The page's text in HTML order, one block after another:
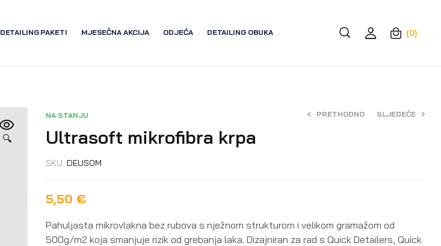
DETAILING PAKETI MJESEČNA AKCIJA ODJEĆA DETAILING OBUKA (0)
🔍
NA STANJU PRETHODNO SLJEDEĆE
Ultrasoft mikrofibra krpa
SKU: DEUSOM
5,50 €
Pahuljasta mikrovlakna bez rubova s nježnom strukturom i velikom gramažom od
500g/m2 koja smanjuje rizik od grebanja laka. Dizajniran za rad s Quick Detailers, Quick